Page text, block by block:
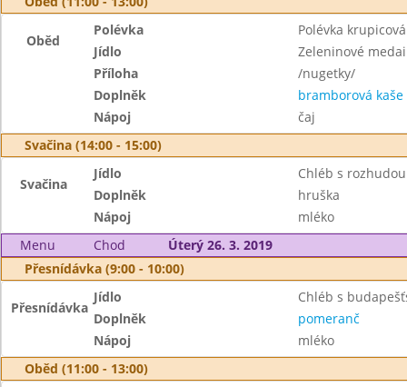
Oběd
Polévka
Polévka
Jídlo
Zeleninové
Příloha
/nugetky/
Doplněk
bramborová kaše
Nápoj
čaj
Svačina (14:00 - 15:00)
Svačina
Jídlo
Chléb s rozhudou
Doplněk
hruška
Nápoj
mléko
Menu
Chod
Úterý 26. 3. 2019
Přesnídávka (9:00 - 10:00)
Přesnídávka
Jídlo
Chléb s
Doplněk
pomeranč
Nápoj
mléko
Oběd (11:00 - 13:00)